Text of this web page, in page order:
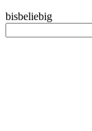
bisbeliebig